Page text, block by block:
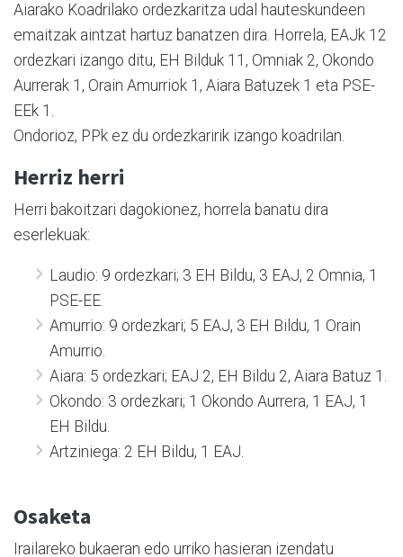
Aiarako Koadrilako ordezkaritza udal hauteskundeen
emaitzak aintzat hartuz banatzen dira. Horrela, EAJk 12
ordezkari izango ditu, EH Bilduk 11, Omniak 2, Okondo
Aurrerak 1, Orain Amurriok 1, Aiara Batuzek 1 eta PSE-
EEk 1.
Ondorioz, PPk ez du ordezkaririk izango koadrilan.
Herriz herri
Herri bakoitzari dagokionez, horrela banatu dira
eserlekuak:
Laudio: 9 ordezkari; 3 EH Bildu, 3 EAJ, 2 Omnia, 1
PSE-EE.
Amurrio: 9 ordezkari; 5 EAJ, 3 EH Bildu, 1 Orain
Amurrio.
Aiara: 5 ordezkari; EAJ 2, EH Bildu 2, Aiara Batuz 1.
Okondo: 3 ordezkari; 1 Okondo Aurrera, 1 EAJ, 1
EH Bildu.
Artziniega: 2 EH Bildu, 1 EAJ.
Osaketa
Irailareko bukaeran edo urriko hasieran izendatu